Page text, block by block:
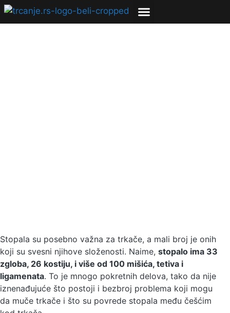
Stopala su posebno važna za trkače, a mali broj je onih
koji su svesni njihove složenosti. Naime, stopalo ima 33
zgloba, 26 kostiju, i više od 100 mišića, tetiva i
ligamenata. To je mnogo pokretnih delova, tako da nije
iznenađujuće što postoji i bezbroj problema koji mogu
da muče trkače i što su povrede stopala među češćim